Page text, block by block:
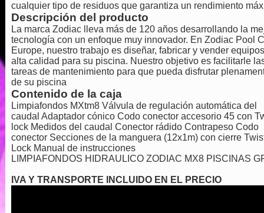
cualquier tipo de residuos que garantiza un rendimiento
Descripción del producto
La marca Zodiac lleva más de 120 años desarrollando la
tecnología con un enfoque muy innovador. En Zodiac Pool
Europe, nuestro trabajo es diseñar, fabricar y vender
alta calidad para su piscina. Nuestro objetivo es facilitarle
tareas de mantenimiento para que pueda disfrutar
de su piscina
Contenido de la caja
Limpiafondos MXtm8 Válvula de regulación automática del
caudal Adaptador cónico Codo conector accesorio 45 con
lock Medidos del caudal Conector rádido Contrapeso Codo
conector Secciones de la manguera (12x1m) con cierre
Lock Manual de instrucciones
LIMPIAFONDOS HIDRAULICO ZODIAC MX8 PISCINAS
IVA Y TRANSPORTE INCLUIDO EN EL PRECIO